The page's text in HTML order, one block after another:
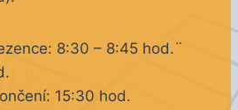
8:30 – 8:45 hod.¨
15:30 hod.